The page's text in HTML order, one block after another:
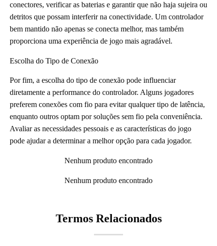
conectores, verificar as baterias e garantir que não haja sujeira ou
detritos que possam interferir na conectividade. Um controlador
bem mantido não apenas se conecta melhor, mas também
proporciona uma experiência de jogo mais agradável.
Escolha do Tipo de Conexão
Por fim, a escolha do tipo de conexão pode influenciar
diretamente a performance do controlador. Alguns jogadores
preferem conexões com fio para evitar qualquer tipo de latência,
enquanto outros optam por soluções sem fio pela conveniência.
Avaliar as necessidades pessoais e as características do jogo
pode ajudar a determinar a melhor opção para cada jogador.
Nenhum produto encontrado
Nenhum produto encontrado
Termos Relacionados